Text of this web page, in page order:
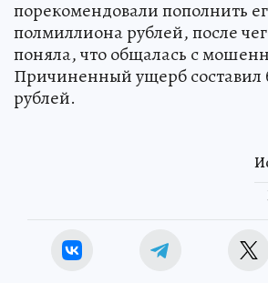
порекомендовали пополнить
полмиллиона рублей, после
поняла, что общалась с
Причиненный ущерб составил
рублей.